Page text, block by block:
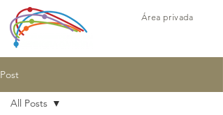
Área privada
Post
All Posts